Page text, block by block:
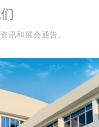
讯和展会通告。